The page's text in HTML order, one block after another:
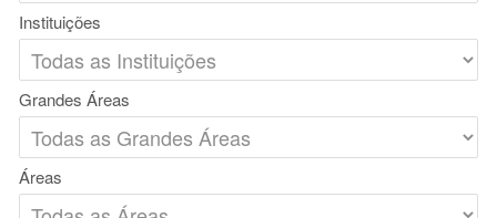
Instituições
Grandes Áreas
Áreas